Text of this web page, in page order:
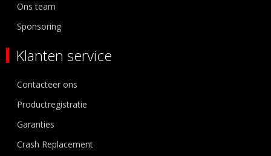
Ons team
Sponsoring
Klanten service
Contacteer ons
Productregistratie
Garanties
Crash Replacement